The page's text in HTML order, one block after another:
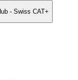
- Swiss CAT+